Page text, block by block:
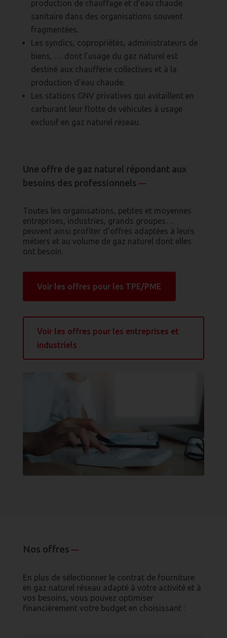
production de chauffage et d’eau chaude
sanitaire dans des organisations souvent
fragmentées.
Les syndics, copropriétés, administrateurs de
biens, … dont l’usage du gaz naturel est
destiné aux chaufferie collectives et à la
production d’eau chaude.
Les stations GNV privatives qui avitaillent en
carburant leur flotte de véhicules à usage
exclusif en gaz naturel réseau.
Une offre de gaz naturel répondant aux
besoins des professionnels —
Toutes les organisations, petites et moyennes
entreprises, industries, grands groupes…
peuvent ainsi profiter d’offres adaptées à leurs
métiers et au volume de gaz naturel dont elles
ont besoin.
Voir les offres pour les TPE/PME
Voir les offres pour les entreprises et
industriels
Nos offres —
En plus de sélectionner le contrat de fourniture
en gaz naturel réseau adapté à votre activité et à
vos besoins, vous pouvez optimiser
financièrement votre budget en choisissant :